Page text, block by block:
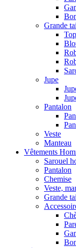
Grande
Jupe
Pantalon
Veste
Manteau
Vêtements
Sarouel
Pantalon
Chemise
Veste,
Grande